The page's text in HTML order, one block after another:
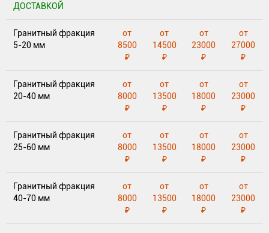
ДОСТАВКОЙ
Гранитный фракция
5-20 мм
от
8500
₽
от
14500
₽
от
23000
₽
от
27000
₽
Гранитный фракция
20-40 мм
от
8000
₽
от
13500
₽
от
18000
₽
от
23000
₽
Гранитный фракция
25-60 мм
от
8000
₽
от
13500
₽
от
18000
₽
от
23000
₽
Гранитный фракция
40-70 мм
от
8000
₽
от
13500
₽
от
18000
₽
от
23000
₽